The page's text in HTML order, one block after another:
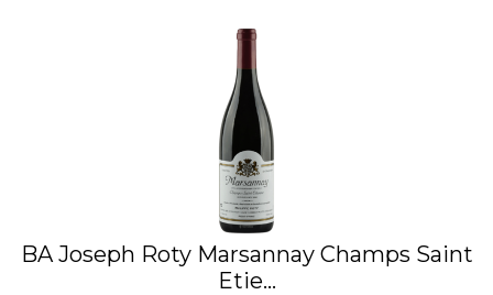
BA Joseph Roty Marsannay Champs Saint
Etie...